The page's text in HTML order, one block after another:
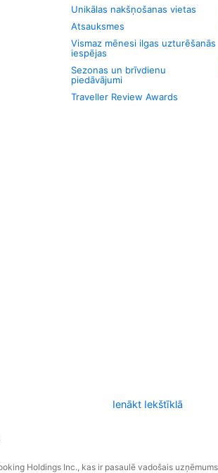
Unikālas nakšņošanas vietas
Atsauksmes
Vismaz mēnesi ilgas uzturēšanās
iespējas
Sezonas un brīvdienu
piedāvājumi
Traveller Review Awards
Ienākt Iekštīklā
Holdings Inc., kas ir pasaulē vadošais